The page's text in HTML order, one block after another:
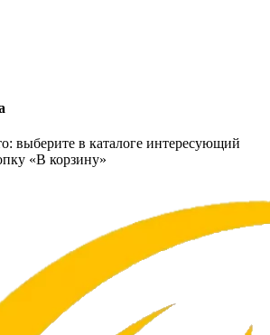
выберите в каталоге интересующий
«В корзину»